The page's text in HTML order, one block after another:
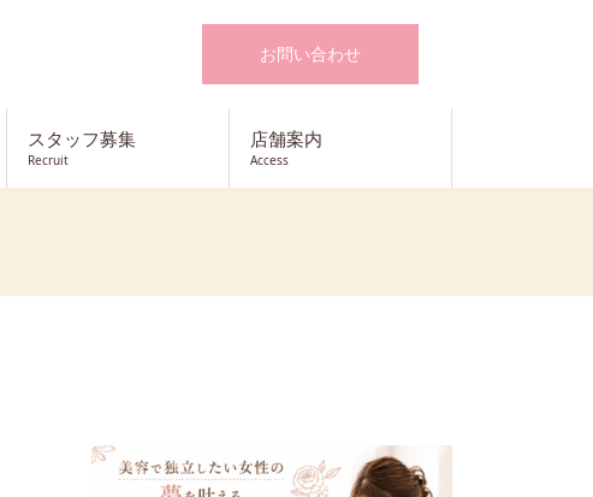
お問い合わせ
スタッフ募集
Recruit
店舗案内
Access